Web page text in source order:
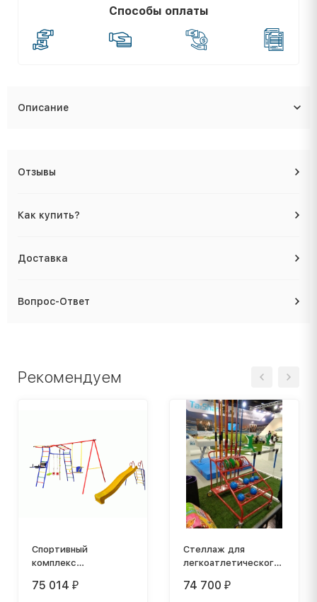
Способы оплаты
Описание
Отзывы
Как купить?
Доставка
Вопрос-Ответ
Рекомендуем
Спортивный
комплекс
дачный с горкой
75 014 ₽
Стеллаж для
легкоатлетического
74 700 ₽